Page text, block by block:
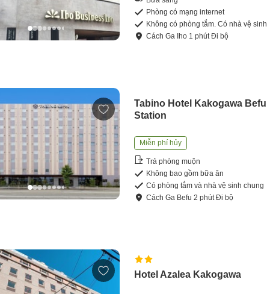
Phòng có mạng internet
Không có phòng tắm. Có nhà vệ sinh
CáchGa Iho 1 phútĐi bộ
Tabino Hotel Kakogawa Befu
Station
Miễn phí hủy
Trả phòng muộn
Không bao gồm bữa ăn
Có phòng tắm và nhà vệ sinh chung
CáchGa Befu 2 phútĐi bộ
Hotel Azalea Kakogawa